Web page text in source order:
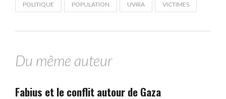
POLITIQUE POPULATION UVIRA VICTIMES
Du même auteur
Fabius et le conflit autour de Gaza